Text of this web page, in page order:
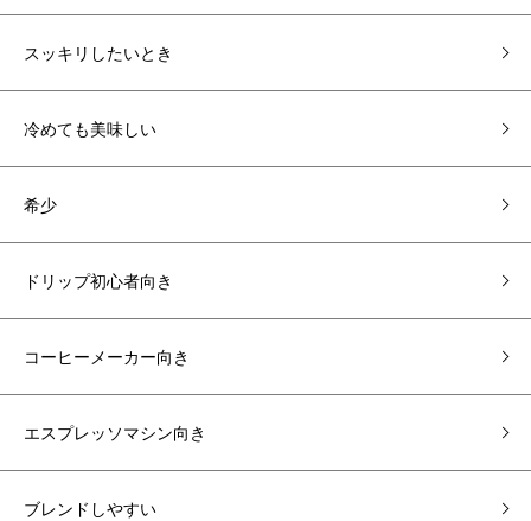
スッキリしたいとき
冷めても美味しい
希少
ドリップ初心者向き
コーヒーメーカー向き
エスプレッソマシン向き
ブレンドしやすい